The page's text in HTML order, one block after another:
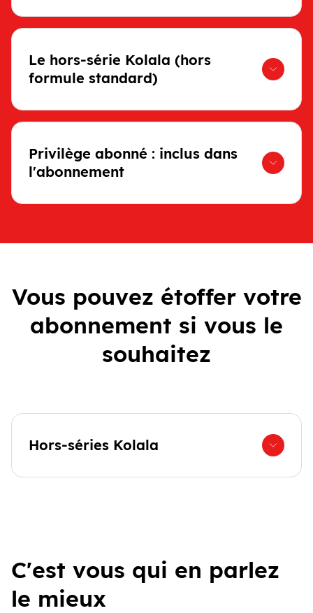
Le hors-série Kolala (hors
formule standard)
Privilège abonné : inclus dans
l'abonnement
Vous pouvez étoffer votre
abonnement si vous le
souhaitez
Hors-séries Kolala
C'est vous qui en parlez
le mieux